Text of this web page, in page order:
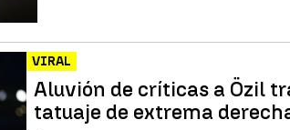
VIRAL
Aluvión de críticas a Özil
tatuaje de extrema